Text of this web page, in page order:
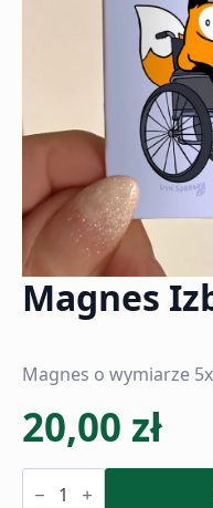
Magnes
Magnes o wymiarze
20,00 zł
ilość
Magnes